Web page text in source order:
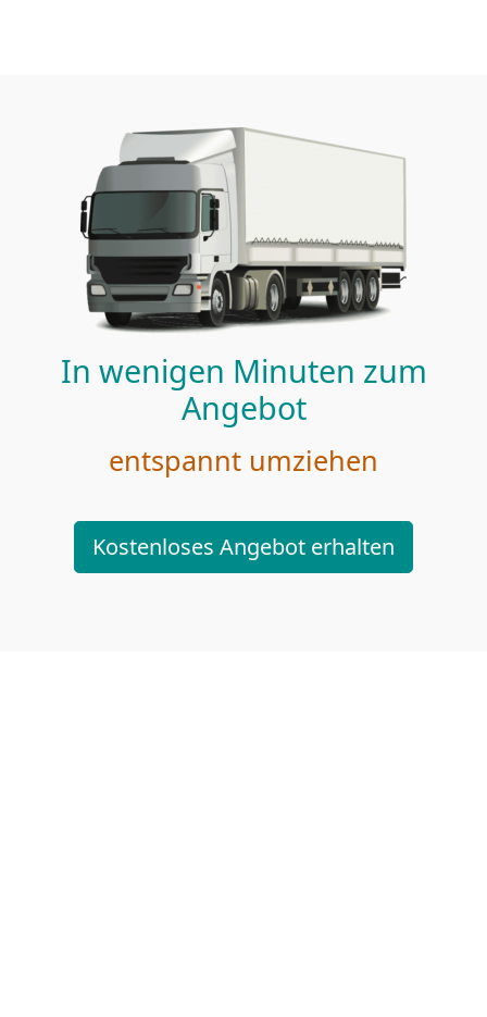
In wenigen Minuten zum
Angebot
entspannt umziehen
Kostenloses Angebot erhalten